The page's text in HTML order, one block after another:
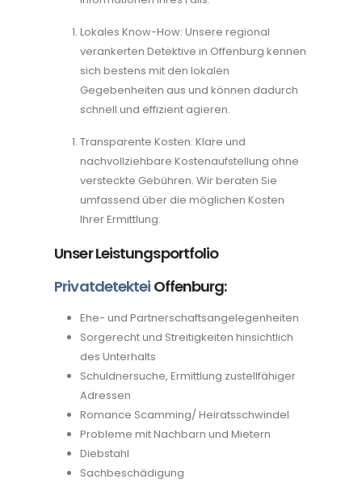
Lokales Know-How: Unsere regional
verankerten Detektive in Offenburg kennen
sich bestens mit den lokalen
Gegebenheiten aus und können dadurch
schnell und effizient agieren.
Transparente Kosten: Klare und
nachvollziehbare Kostenaufstellung ohne
versteckte Gebühren. Wir beraten Sie
umfassend über die möglichen Kosten
Ihrer Ermittlung.
Unser Leistungsportfolio
Privatdetektei Offenburg:
Ehe- und Partnerschaftsangelegenheiten
Sorgerecht und Streitigkeiten hinsichtlich
des Unterhalts
Schuldnersuche, Ermittlung zustellfähiger
Adressen
Romance Scamming/ Heiratsschwindel
Probleme mit Nachbarn und Mietern
Diebstahl
Sachbeschädigung